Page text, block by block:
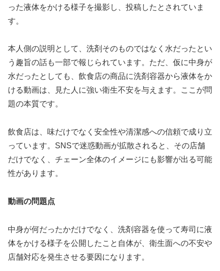
った液体をかける様子を撮影し、投稿したとされていま
す。
本人側の説明として、洗剤そのものではなく水だったとい
う趣旨の話も一部で報じられています。ただ、仮に中身が
水だったとしても、飲食店の商品に洗剤容器から液体をか
ける動画は、見た人に強い衛生不安を与えます。ここが問
題の本質です。
飲食店は、味だけでなく安全性や清潔感への信頼で成り立
っています。SNSで迷惑動画が拡散されると、その店舗
だけでなく、チェーン全体のイメージにも影響が出る可能
性があります。
動画の問題点
中身が何だったかだけでなく、洗剤容器を使って寿司に液
体をかける様子を公開したこと自体が、衛生面への不安や
店舗対応を発生させる要因になります。